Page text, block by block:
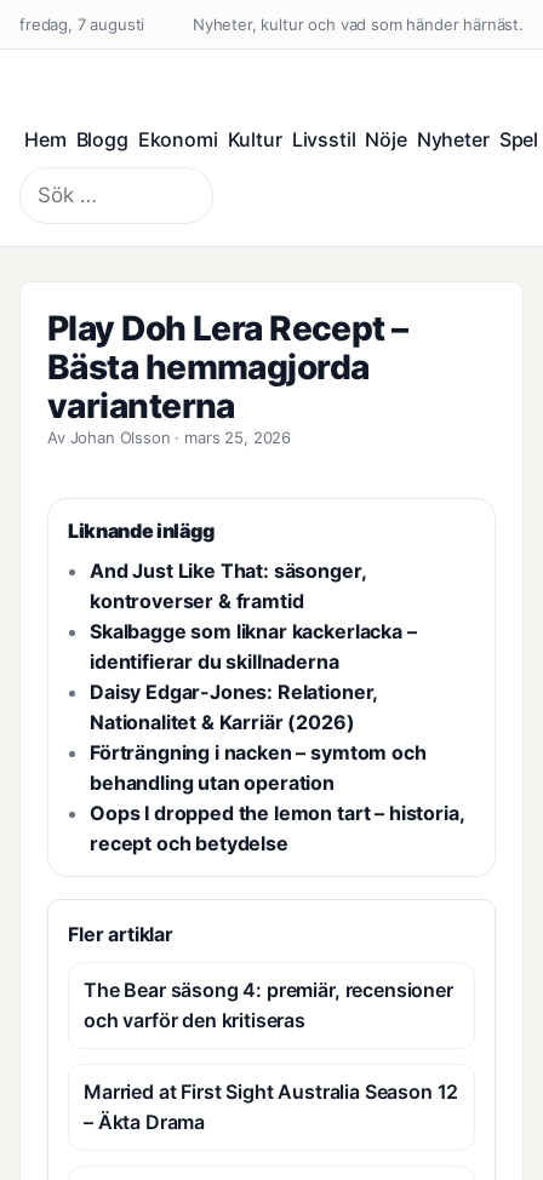
fredag, 7 augusti Nyheter, kultur och vad som händer härnäst.
Hem Blogg Ekonomi Kultur Livsstil Nöje Nyheter Spel
Sök
efter:
Play Doh Lera Recept –
Bästa hemmagjorda
varianterna
Av Johan Olsson · mars 25, 2026
Liknande inlägg
And Just Like That: säsonger,
kontroverser & framtid
Skalbagge som liknar kackerlacka –
identifierar du skillnaderna
Daisy Edgar-Jones: Relationer,
Nationalitet & Karriär (2026)
Förträngning i nacken – symtom och
behandling utan operation
Oops I dropped the lemon tart – historia,
recept och betydelse
Fler artiklar
The Bear säsong 4: premiär, recensioner
och varför den kritiseras
Married at First Sight Australia Season 12
– Äkta Drama